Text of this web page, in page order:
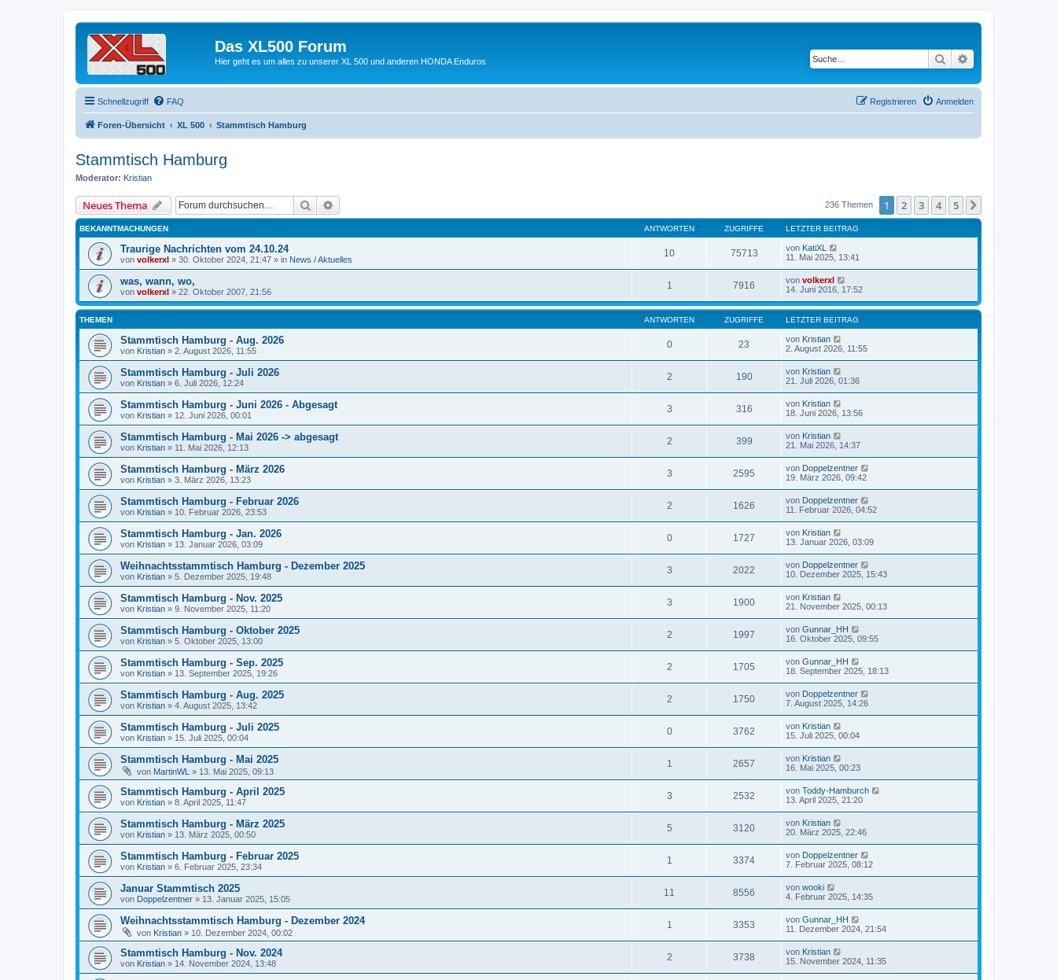
Das XL500 Forum
Hier geht es um alles zu unserer XL 500 und anderen HONDA Enduros Suche
Schnellzugriff FAQ Anmelden
Registrieren
Foren-Übersicht XL 500 Stammtisch Hamburg
Stammtisch Hamburg
Moderator: Kristian
Neues Thema Suche 236 Themen 1 2 3 4 5
BEKANNTMACHUNGEN ANTWORTEN ZUGRIFFE LETZTER BEITRAG
Traurige Nachrichten vom 24.10.24
von volkerxl » 30. Oktober 2024, 21:47 » in News / Aktuelles
10 75713 von KatiXL
11. Mai 2025, 13:41
was, wann, wo,
von volkerxl » 22. Oktober 2007, 21:56
1 7916 von volkerxl
14. Juni 2016, 17:52
THEMEN ANTWORTEN ZUGRIFFE LETZTER BEITRAG
Stammtisch Hamburg - Aug. 2026
von Kristian » 2. August 2026, 11:55
0 23 von Kristian
2. August 2026, 11:55
Stammtisch Hamburg - Juli 2026
von Kristian » 6. Juli 2026, 12:24
2 190 von Kristian
21. Juli 2026, 01:36
Stammtisch Hamburg - Juni 2026 - Abgesagt
von Kristian » 12. Juni 2026, 00:01
3 316 von Kristian
18. Juni 2026, 13:56
Stammtisch Hamburg - Mai 2026 -> abgesagt
von Kristian » 11. Mai 2026, 12:13
2 399 von Kristian
21. Mai 2026, 14:37
Stammtisch Hamburg - März 2026
von Kristian » 3. März 2026, 13:23
3 2595 von Doppelzentner
19. März 2026, 09:42
Stammtisch Hamburg - Februar 2026
von Kristian » 10. Februar 2026, 23:53
2 1626 von Doppelzentner
11. Februar 2026, 04:52
Stammtisch Hamburg - Jan. 2026
von Kristian » 13. Januar 2026, 03:09
0 1727 von Kristian
13. Januar 2026, 03:09
Weihnachtsstammtisch Hamburg - Dezember 2025
von Kristian » 5. Dezember 2025, 19:48
3 2022 von Doppelzentner
10. Dezember 2025, 15:43
Stammtisch Hamburg - Nov. 2025
von Kristian » 9. November 2025, 11:20
3 1900 von Kristian
21. November 2025, 00:13
Stammtisch Hamburg - Oktober 2025
von Kristian » 5. Oktober 2025, 13:00
2 1997 von Gunnar_HH
16. Oktober 2025, 09:55
Stammtisch Hamburg - Sep. 2025
von Kristian » 13. September 2025, 19:26
2 1705 von Gunnar_HH
18. September 2025, 18:13
Stammtisch Hamburg - Aug. 2025
von Kristian » 4. August 2025, 13:42
2 1750 von Doppelzentner
7. August 2025, 14:26
Stammtisch Hamburg - Juli 2025
von Kristian » 15. Juli 2025, 00:04
0 3762 von Kristian
15. Juli 2025, 00:04
Stammtisch Hamburg - Mai 2025
von MartinWL » 13. Mai 2025, 09:13
1 2657 von Kristian
16. Mai 2025, 00:23
Stammtisch Hamburg - April 2025
von Kristian » 8. April 2025, 11:47
3 2532 von Toddy-Hamburch
13. April 2025, 21:20
Stammtisch Hamburg - März 2025
von Kristian » 13. März 2025, 00:50
5 3120 von Kristian
20. März 2025, 22:46
Stammtisch Hamburg - Februar 2025
von Kristian » 6. Februar 2025, 23:34
1 3374 von Doppelzentner
7. Februar 2025, 08:12
Januar Stammtisch 2025
von Doppelzentner » 13. Januar 2025, 15:05
11 8556 von wooki
4. Februar 2025, 14:35
Weihnachtsstammtisch Hamburg - Dezember 2024
von Kristian » 10. Dezember 2024, 00:02
1 3353 von Gunnar_HH
11. Dezember 2024, 21:54
Stammtisch Hamburg - Nov. 2024
von Kristian » 14. November 2024, 13:48
2 3738 von Kristian
15. November 2024, 11:35